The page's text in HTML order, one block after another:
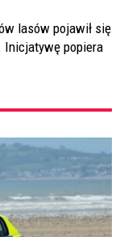
lasów pojawił się
Inicjatywę popiera